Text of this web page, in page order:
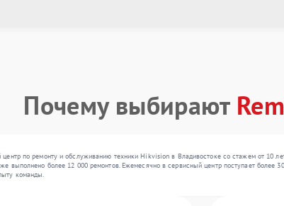
Почему выбирают
по ремонту и обслуживанию техники Hikvision в Владивостоке со стажем от 10
выполнено более 12 000 ремонтов. Ежемесячно в сервисный центр поступает более
команды.